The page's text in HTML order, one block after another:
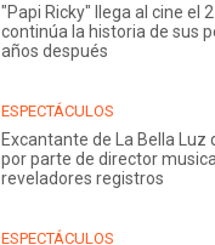
"Papi Ricky" llega al cine el
continúa la historia de sus
años después
ESPECTÁCULOS
Excantante de La Bella Luz
por parte de director
reveladores registros
ESPECTÁCULOS